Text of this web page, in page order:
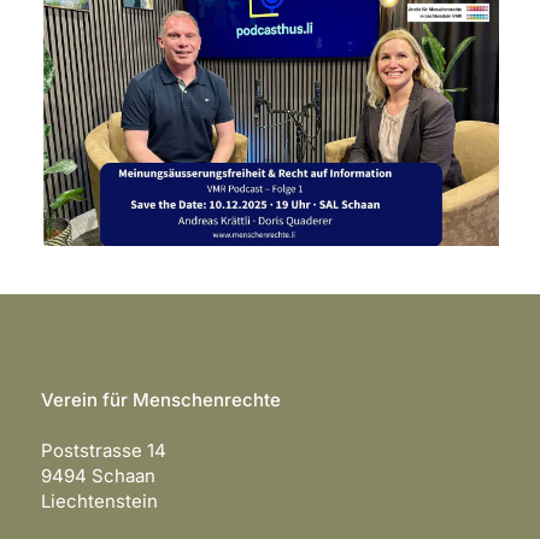
Verein für Menschenrechte
Poststrasse 14
9494 Schaan
Liechtenstein